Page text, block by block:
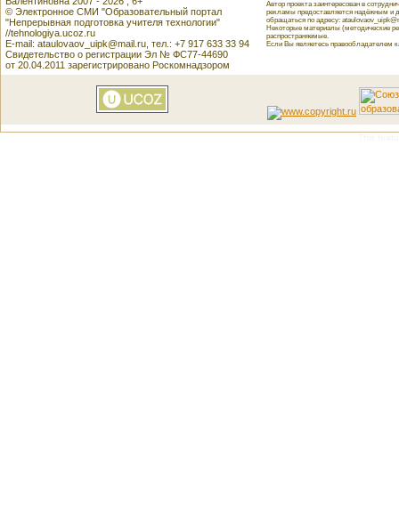
© Электронное СМИ "Образовательный портал
"Непрерывная подготовка учителя технологии"
//tehnologiya.ucoz.ru
E-mail: ataulovaov_uipk@mail.ru, тел.: +7 917 633 33 94
Свидетельство о регистрации Эл № ФС77-44690
от 20.04.2011 зарегистрировано Роскомнадзором
Автор проекта заинтересован в
рекламы предоставляется надёжным и
обращаться по адресу:
Некоторые материалы (методические
распространяемые.
Если Вы являетесь правообладателем